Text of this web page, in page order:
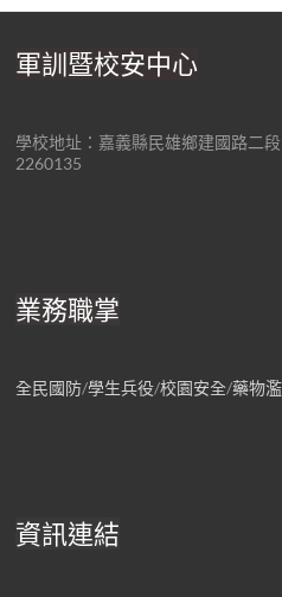
軍訓暨校安中心
學校地址：嘉義縣民雄鄉建國路二
2260135
業務職掌
全民國防/學生兵役/校園安全/藥物
資訊連結